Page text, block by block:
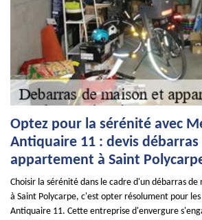
Optez pour la sérénité avec
Antiquaire 11 : devis
appartement à Saint
Choisir la sérénité dans le cadre d'un débarras
à Saint Polycarpe, c'est opter résolument pour
Antiquaire 11. Cette entreprise d'envergure